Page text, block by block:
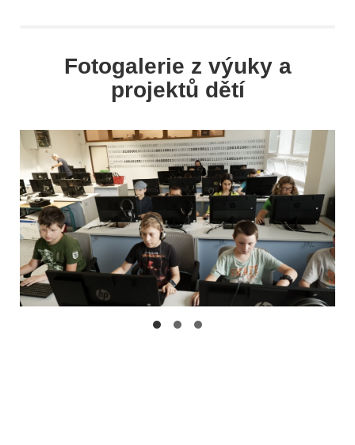
Fotogalerie z výuky a
projektů dětí